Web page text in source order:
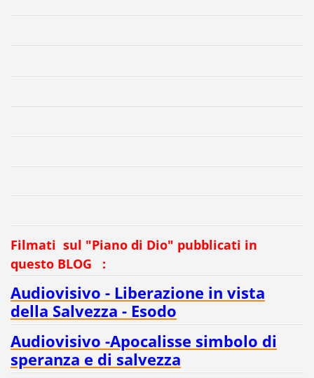
Filmati sul "Piano di Dio" pubblicati in
questo BLOG :
Audiovisivo - Liberazione in vista
della Salvezza - Esodo
Audiovisivo -Apocalisse simbolo di
speranza e di salvezza